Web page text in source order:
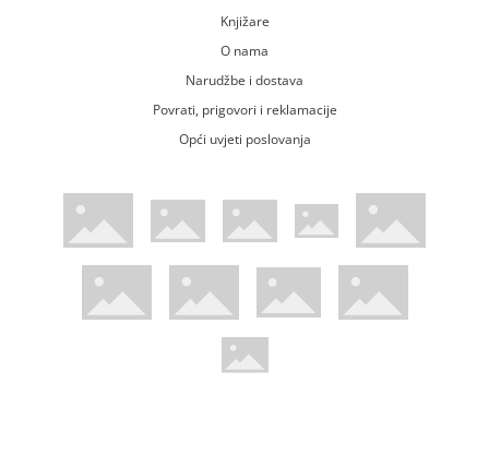
Knjižare
O nama
Narudžbe i dostava
Povrati, prigovori i reklamacije
Opći uvjeti poslovanja
WsPay web stranicaMaestro web stranicaMastercard web stranicaAmerican Express web stranica
Visa web stranica
Diners web stranicaTrustwave certificiranoMastercard sigurnosni kod web
Pci Dss certificirano
Verified by Visa web stranica